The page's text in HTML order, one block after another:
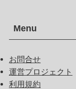
Menu
お問合せ
運営プロジェクト
利用規約